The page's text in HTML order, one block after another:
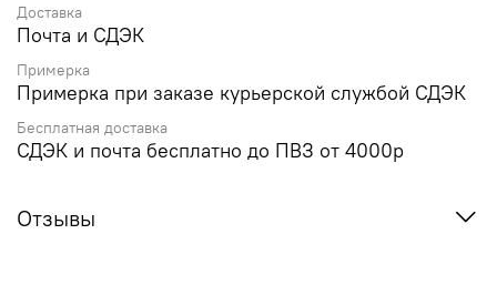
Доставка
Почта и СДЭК
Примерка
Примерка при заказе курьерской службой СДЭК
Бесплатная доставка
СДЭК и почта бесплатно до ПВЗ от 4000р
Отзывы